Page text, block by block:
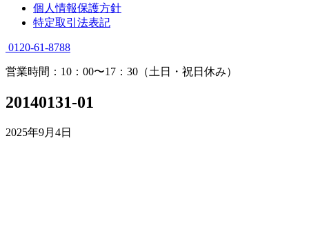
個人情報保護方針
特定取引法表記
0120-61-8788
営業時間：10：00〜17：30（土日・祝日休み）
20140131-01
2025年9月4日